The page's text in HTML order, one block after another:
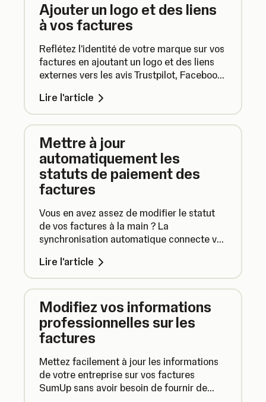
Ajouter un logo et des liens
à vos factures
Reflétez l'identité de votre marque sur vos
factures en ajoutant un logo et des liens
externes vers les avis Trustpilot, Facebook
Lire l'article
Mettre à jour
automatiquement les
statuts de paiement des
factures
Vous en avez assez de modifier le statut
de vos factures à la main ? La
synchronisation automatique connecte vos
bancaire ou votre Compte pro et marque
automatiquement comme payées les
factures réglées par virement bancaire.
Lire l'article
Modifiez vos informations
professionnelles sur les
factures
Mettez facilement à jour les informations
de votre entreprise sur vos factures
SumUp sans avoir besoin de fournir de